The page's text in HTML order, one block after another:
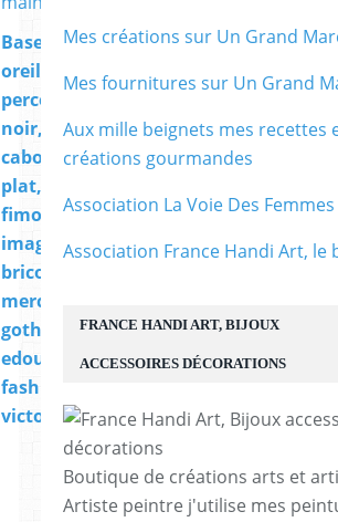
Base clip boucle
oreille non
percée,laiton
noir,collage
cabochon rond,fond
plat,dia 12mm,verre
fimo
image,fourniture
bricolage
mercerie,diy bijou
gothique
edouardien,boheme
fashion
victorien,fait mains
bricolage
bijou gothique
rococo,ceremonie
FRANCE HANDI ART, BIJOUX
ACCESSOIRES DÉCORATIONS
Boutique de créations arts et
Artiste peintre j'utilise mes
Mes créations sur Un Grand
Mes fournitures sur Un Grand
Aux mille beignets mes recettes
créations gourmandes
Association La Voie Des Femmes
Association France Handi Art, le